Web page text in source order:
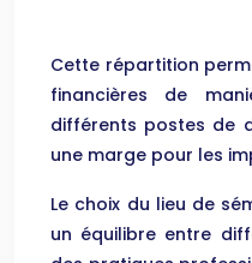
Cette répartition
financières de
différents postes de
une marge pour les
Le choix du lieu de
un équilibre entre